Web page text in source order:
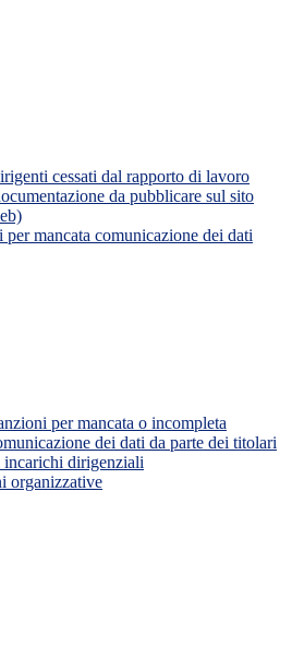
cessati dal rapporto di lavoro
da pubblicare sul sito
per mancata comunicazione dei dati
per mancata o incompleta
dei dati da parte dei titolari
incarichi dirigenziali
organizzative